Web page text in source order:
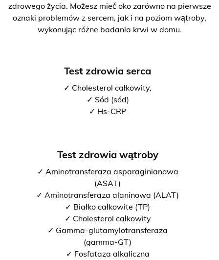
zdrowego życia. Możesz mieć oko zarówno na pierwsze
oznaki problemów z sercem, jak i na poziom wątroby,
wykonując różne badania krwi w domu.
Test zdrowia serca
✓ Cholesterol całkowity,
✓ Sód (sód)
✓ Hs-CRP
Test zdrowia wątroby
✓ Aminotransferaza asparaginianowa
(ASAT)
✓ Aminotransferaza alaninowa (ALAT)
✓ Białko całkowite (TP)
✓ Cholesterol całkowity
✓ Gamma-glutamylotransferaza
(gamma-GT)
✓ Fosfataza alkaliczna